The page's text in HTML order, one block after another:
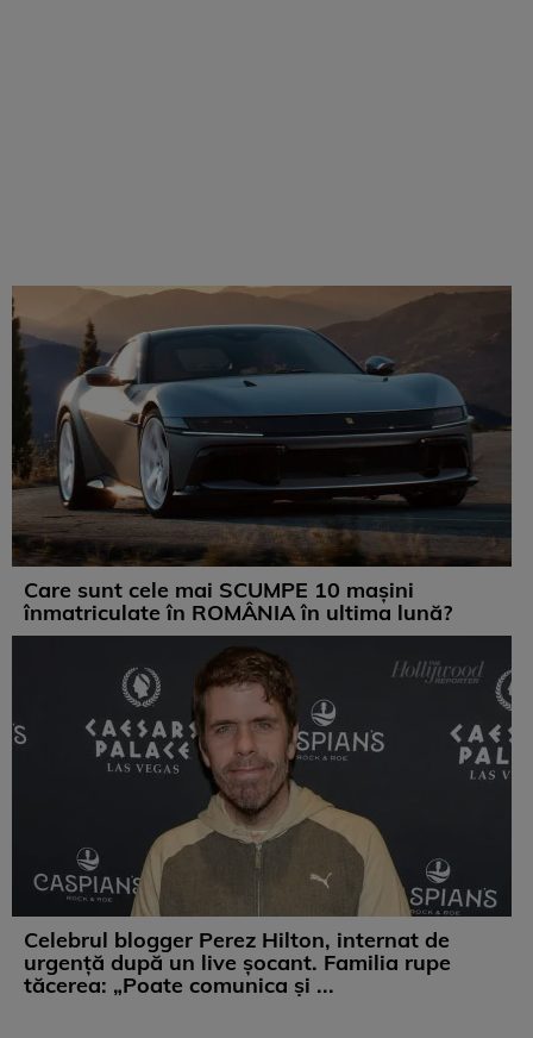
Care sunt cele mai SCUMPE 10 mașini
înmatriculate în ROMÂNIA în ultima lună?
Celebrul blogger Perez Hilton, internat de
urgență după un live șocant. Familia rupe
tăcerea: „Poate comunica și ...